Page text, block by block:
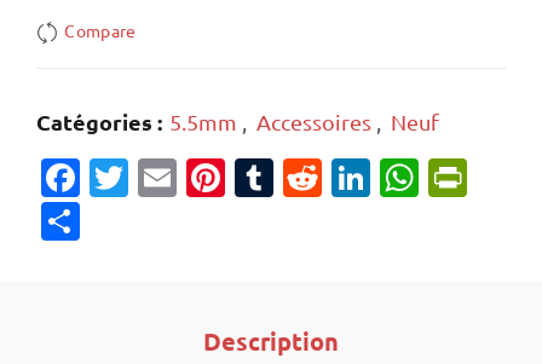
Compare
Catégories : 5.5mm , Accessoires , Neuf
Facebook
Twitter
EmailPinterest
Tumblr
Reddit
LinkedIn
Description